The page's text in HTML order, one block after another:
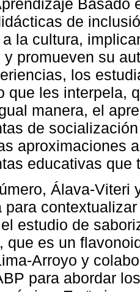
Basado
de
la cultura,
y promueven su
los
que les interpela,
manera, el
de
aproximaciones
educativas
para
estudio de
que es un
Arroyo y
para abordar